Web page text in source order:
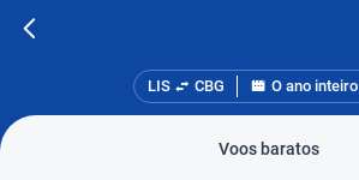
LIS CBG O ano inteiro
Voos baratos